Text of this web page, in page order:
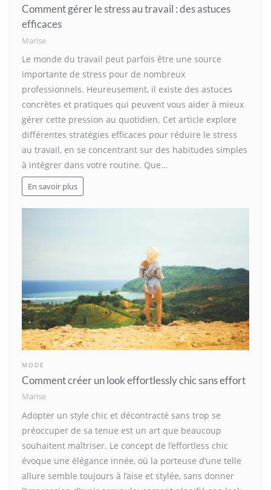
Comment gérer le stress au travail : des astuces
efficaces
Marise
Le monde du travail peut parfois être une source
importante de stress pour de nombreux
professionnels. Heureusement, il existe des astuces
concrètes et pratiques qui peuvent vous aider à mieux
gérer cette pression au quotidien. Cet article explore
différentes stratégies efficaces pour réduire le stress
au travail, en se concentrant sur des habitudes simples
à intégrer dans votre routine. Que…
En savoir plus
MODE
Comment créer un look effortlessly chic sans effort
Marise
Adopter un style chic et décontracté sans trop se
préoccuper de sa tenue est un art que beaucoup
souhaitent maîtriser. Le concept de l’effortless chic
évoque une élégance innée, où la porteuse d’une telle
allure semble toujours à l’aise et stylée, sans donner